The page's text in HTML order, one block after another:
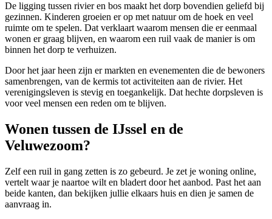
De ligging tussen rivier en bos maakt het dorp bovendien geliefd bij
gezinnen. Kinderen groeien er op met natuur om de hoek en veel
ruimte om te spelen. Dat verklaart waarom mensen die er eenmaal
wonen er graag blijven, en waarom een ruil vaak de manier is om
binnen het dorp te verhuizen.
Door het jaar heen zijn er markten en evenementen die de bewoners
samenbrengen, van de kermis tot activiteiten aan de rivier. Het
verenigingsleven is stevig en toegankelijk. Dat hechte dorpsleven is
voor veel mensen een reden om te blijven.
Wonen tussen de IJssel en de
Veluwezoom?
Zelf een ruil in gang zetten is zo gebeurd. Je zet je woning online,
vertelt waar je naartoe wilt en bladert door het aanbod. Past het aan
beide kanten, dan bekijken jullie elkaars huis en dien je samen de
aanvraag in.